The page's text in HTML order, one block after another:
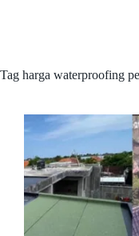
Tag harga waterproofing